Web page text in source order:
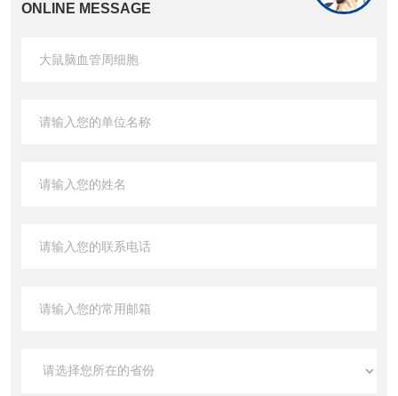
ONLINE MESSAGE